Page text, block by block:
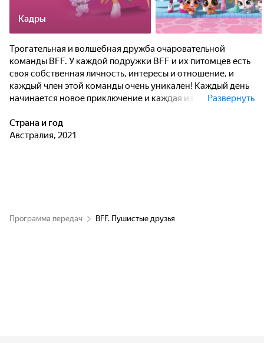
Кадры
Трогательная и волшебная дружба очаровательной
команды BFF. У каждой подружки BFF и их питомцев есть
своя собственная личность, интересы и отношение, и
каждый член этой команды очень уникален! Каждый день
начинается новое приключение и каждая из подружек
Развернуть
Страна и год
Австралия, 2021
Программа передач BFF. Пушистые друзья